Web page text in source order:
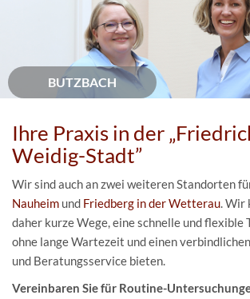
BUTZBACH
Ihre Praxis in der
Weidig-Stadt”
Wir sind auch an zwei weiteren Standorten
Nauheim und Friedberg in der Wetterau. Wir
daher kurze Wege, eine schnelle und flexible
ohne lange Wartezeit und einen
und Beratungsservice bieten.
Vereinbaren Sie für Routine-